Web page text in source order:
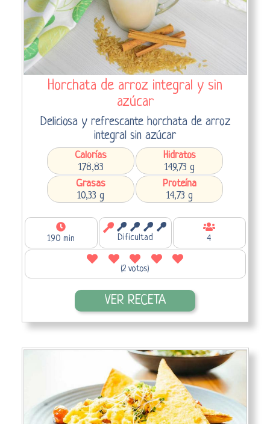
Horchata de arroz integral y sin
azúcar
Deliciosa y refrescante horchata de arroz
integral sin azúcar
Calorías
178,83
Hidratos
149,73 g
Grasas
10,33 g
Proteína
14,73 g
190 min Dificultad 4
(2 votos)
VER RECETA